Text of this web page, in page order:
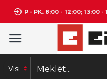
P - PK. 8:00 - 12:00; 13:00 -
Visi